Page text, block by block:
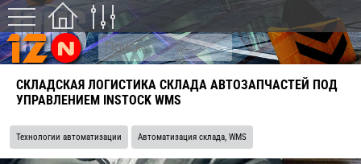
СКЛАДСКАЯ ЛОГИСТИКА СКЛАДА АВТОЗАПЧАСТЕЙ ПОД
УПРАВЛЕНИЕМ INSTOCK WMS
Технологии автоматизации Автоматизация склада, WMS